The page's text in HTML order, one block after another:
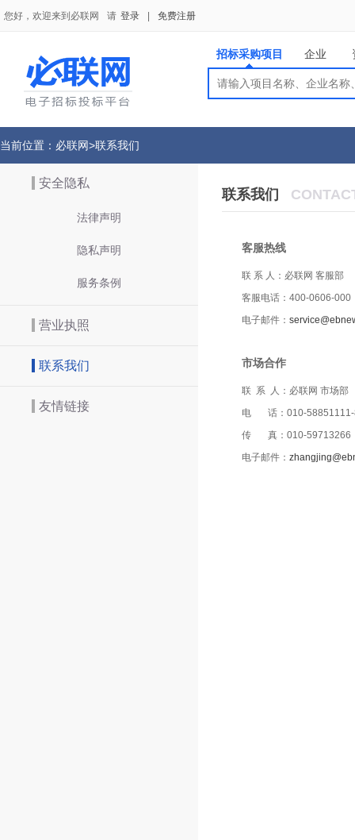
您好，欢迎来到必联网 请 登录 免费注册
招标采购项目 企业
当前位置： 必联网>联系我们
安全隐私
法律声明
隐私声明
服务条例
营业执照
联系我们
友情链接
联系我们
客服热线
联 系 人：必联网 客服部
客服电话：400-0606-
电子邮件：
市场合作
联 系 人：必联网 市场部
电 话：010-58851111-
传 真：010-59713266
电子邮件：